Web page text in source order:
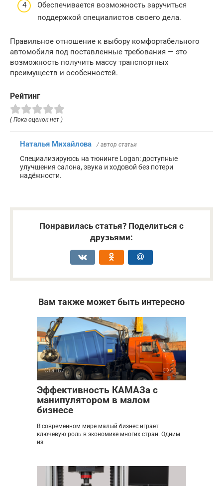
Обеспечивается возможность заручиться
поддержкой специалистов своего дела.
Правильное отношение к выбору комфортабельного
автомобиля под поставленные требования — это
возможность получить массу транспортных
преимуществ и особенностей.
Рейтинг
( Пока оценок нет )
Наталья Михайлова / автор статьи
Специализируюсь на тюнинге Logan: доступные
улучшения салона, звука и ходовой без потери
надёжности.
Понравилась статья? Поделиться с
друзьями:
Вам также может быть интересно
Статьи 0
Эффективность КАМАЗа с
манипулятором в малом
бизнесе
В современном мире малый бизнес играет
ключевую роль в экономике многих стран. Одним
из